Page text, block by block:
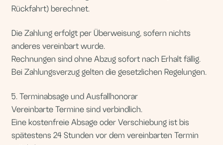
spätestens 24 Stunden vor dem vereinbarten Termin
Bei späterer Absage oder Nichterscheinen wird ein
Ausfallhonorar in Höhe von 50 % des vereinbarten
Honorars fällig, es sei denn, die Kundin/der Kunde weist
nach, dass kein oder ein wesentlich geringerer Schaden
entstanden ist.
Umstände kann eine individuelle Lösung vereinbart
werden.
6. Durchführung der Beratung und Mitwirkungspflichten
Die Beratung erfolgt online (z. B. über Telegram oder